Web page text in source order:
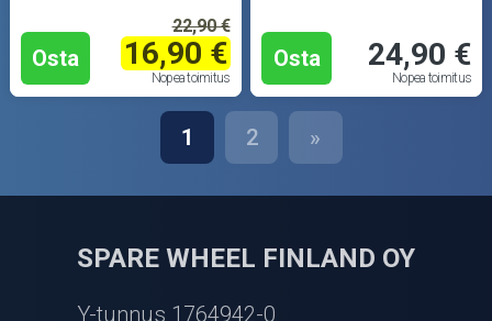
Osta
22,90 €
16,90 €
Nopea toimitus
Osta 24,90 €
Nopea toimitus
1 2 »
SPARE WHEEL FINLAND OY
Y-tunnus 1764942-0